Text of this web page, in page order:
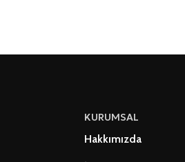
KURUMSAL
Hakkımızda